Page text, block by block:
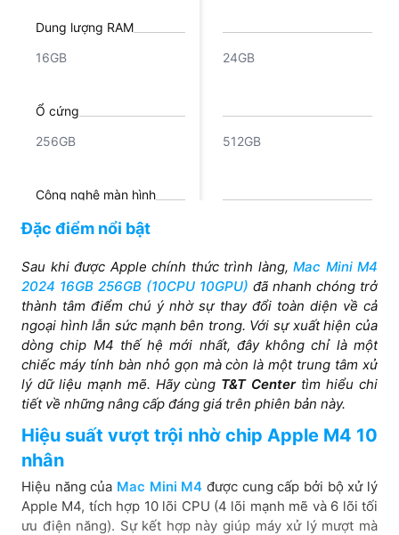
Dung lượng RAM
16GB
Ổ cứng
256GB
Công nghệ màn hình
Hỗ trợ đồng thời đến ba
thuật số Thunderbolt 4
Cổng giao tiếp
Mặt trước: Hai cổng
USB‑C hỗ trợ cho USB 3
(lên đến 10Gb/s) Jack
cắm tai nghe 3,5 mm Mặt
sau (M4): Cổng Gigabit
Ethernet (có thể lựa chọn
cấu hình Ethernet 10Gb),
Cổng HDMI Thunderbolt
4 (lên đến 40Gb/s), USB
4 (lên đến 40Gb/s)
24GB
512GB
thuật số Thunderbolt 5
Đầu ra video màn hình
HDMI
Mặt trước: Hai cổng
USB‑C hỗ trợ cho USB 3
Jack cắm tai nghe 3,5
mm Mặt sau: Cổng
Gigabit Ethernet Cổng
HDMI Thunderbolt 5 USB
4 DisplayPort
Đặc điểm nổi bật
Sau khi được Apple chính thức trình làng, Mac Mini M4
2024 16GB 256GB (10CPU 10GPU) đã nhanh chóng trở
thành tâm điểm chú ý nhờ sự thay đổi toàn diện về cả
ngoại hình lẫn sức mạnh bên trong. Với sự xuất hiện của
dòng chip M4 thế hệ mới nhất, đây không chỉ là một
chiếc máy tính bàn nhỏ gọn mà còn là một trung tâm xử
lý dữ liệu mạnh mẽ. Hãy cùng T&T Centertìm hiểu chi
tiết về những nâng cấp đáng giá trên phiên bản này.
Hiệu suất vượt trội nhờ chip Apple M4 10
nhân
Hiệu năng của Mac Mini M4 được cung cấp bởi bộ xử lý
Apple M4, tích hợp 10 lõi CPU (4 lõi mạnh mẽ và 6 lõi tối
ưu điện năng). Sự kết hợp này giúp máy xử lý mượt mà